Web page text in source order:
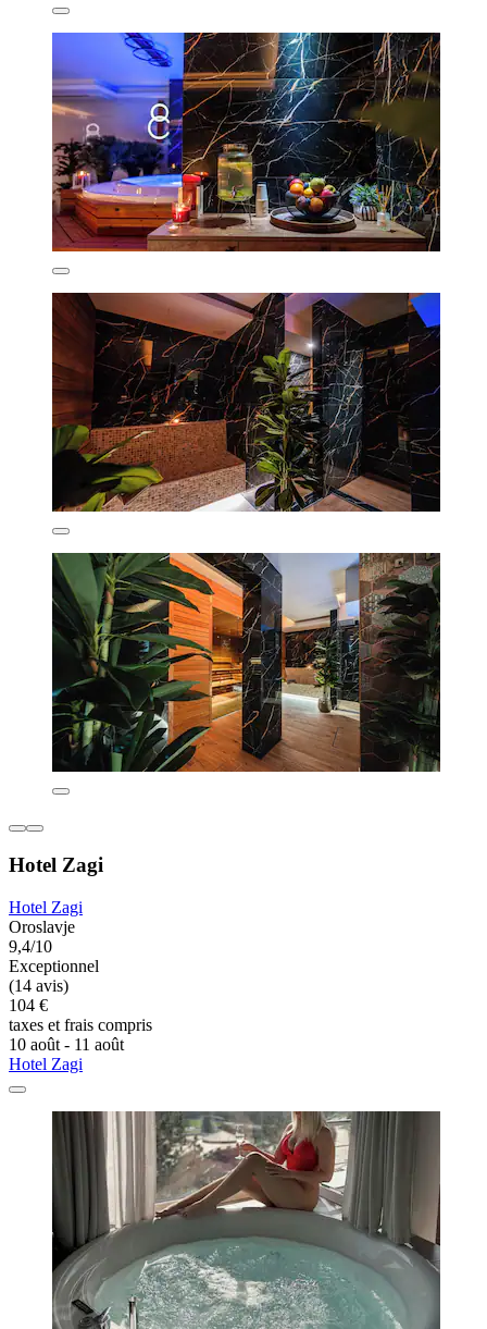
Hotel Zagi
Hotel Zagi
Oroslavje
9,4/10
Exceptionnel
(14 avis)
104 €
taxes et frais compris
10 août - 11 août
Hotel Zagi